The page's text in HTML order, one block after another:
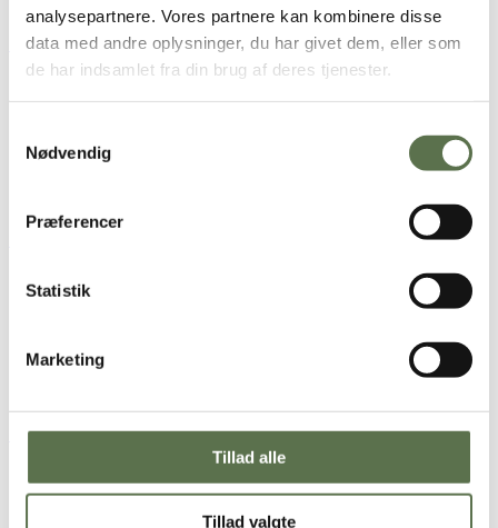
analysepartnere. Vores partnere kan kombinere disse
data med andre oplysninger, du har givet dem, eller som
de har indsamlet fra din brug af deres tjenester.
Nødvendig
Præferencer
Statistik
Marketing
Tillad alle
Tillad valgte
Grydebrød med manitobamel
Køkkentid
20 min
Chiagrød med kokos, ananas og mango